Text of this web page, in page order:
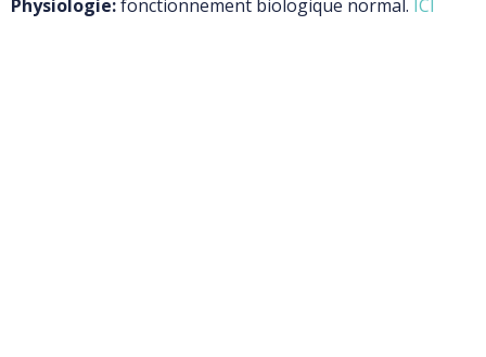
Physiologie:fonctionnement biologique normal. ICI